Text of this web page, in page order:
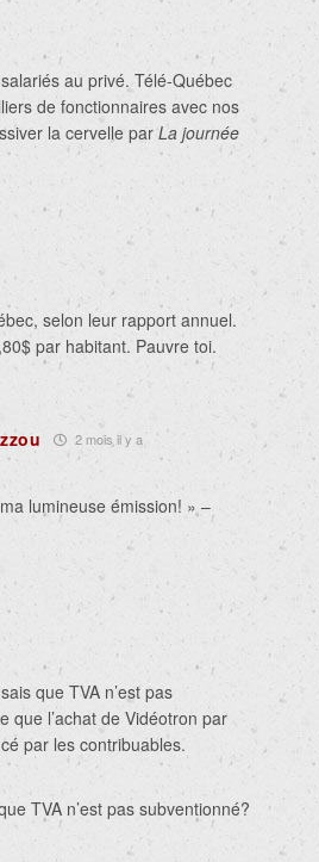
au privé. Télé-Québec
de fonctionnaires avec nos
la cervelle par La journée
selon leur rapport annuel.
par habitant. Pauvre toi.
2 mois il y a
lumineuse émission! » –
que TVA n’est pas
que l’achat de Vidéotron par
par les contribuables.
TVA n’est pas subventionné?